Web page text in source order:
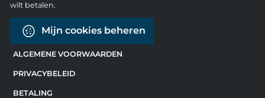
wilt betalen.
Mijn cookies beheren
ALGEMENE VOORWAARDEN
PRIVACYBELEID
BETALING